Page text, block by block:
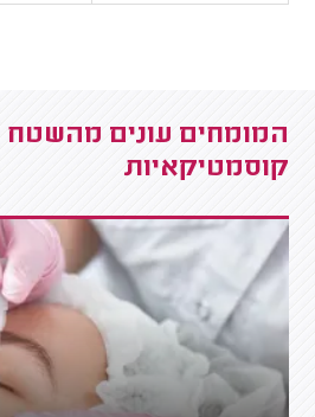
המומחים עונים
קוסמטיקאיות